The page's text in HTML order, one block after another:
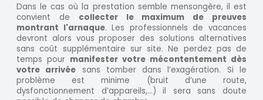
Dans le cas où la prestation semble mensongère, il est
convient de collecter le maximum de preuves
montrant l'arnaque. Les professionnels de vacances
devront alors vous proposer des solutions alternatives
sans coût supplémentaire sur site. Ne perdez pas de
temps pour manifester votre mécontentement dès
votre arrivée sans tomber dans l’exagération. Si le
problème est minime (bruit d’une route,
dysfonctionnement d’appareils,...) il sera sans doute